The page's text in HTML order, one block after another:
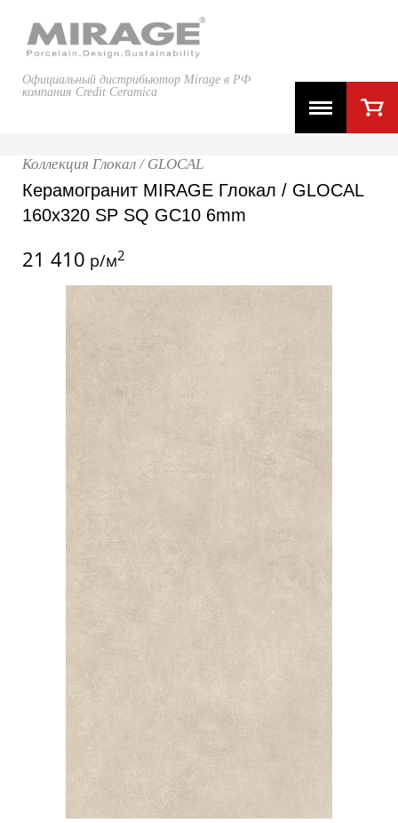
Официальный дистрибьютор Mirage в РФ
компания Credit Ceramica
Коллекция Глокал / GLOCAL
Керамогранит MIRAGE Глокал / GLOCAL
160x320 SP SQ GC10 6mm
21 410 р/м2